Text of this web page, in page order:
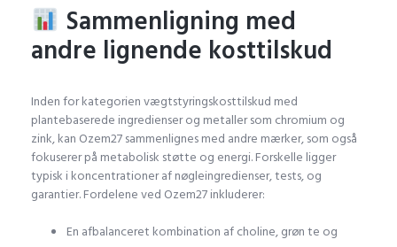
Sammenligning med
andre lignende kosttilskud
Inden for kategorien vægtstyringskosttilskud med
plantebaserede ingredienser og metaller som chromium og
zink, kan Ozem27 sammenlignes med andre mærker, som også
fokuserer på metabolisk støtte og energi. Forskelle ligger
typisk i koncentrationer af nøgleingredienser, tests, og
garantier. Fordelene ved Ozem27 inkluderer:
En afbalanceret kombination af choline, grøn te og